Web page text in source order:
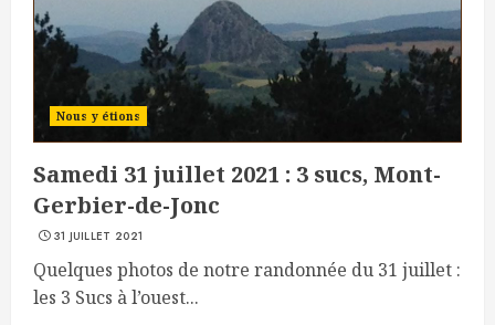
Nous y étions
Samedi 31 juillet 2021 : 3 sucs, Mont-
Gerbier-de-Jonc
31 JUILLET 2021
Quelques photos de notre randonnée du 31 juillet :
les 3 Sucs à l’ouest...